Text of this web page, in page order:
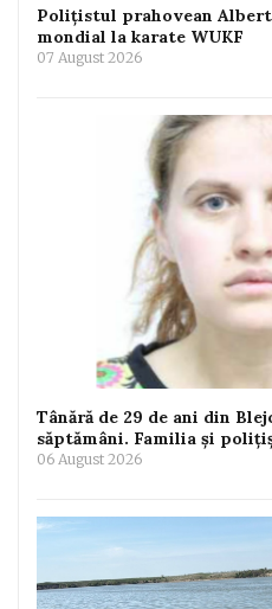
Polițistul prahovean
mondial la karate WUKF
07 August 2026
Tânără de 29 de ani din
săptămâni. Familia și
06 August 2026